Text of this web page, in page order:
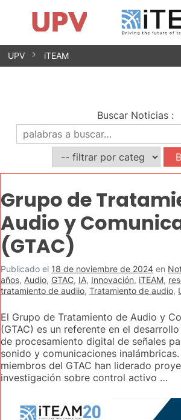
Saltar
Impacto
Grupos de investigación
Instalaciones
Spin-offs
Contacto
Prácticas
Noticias
Unidad de Igualdad
UPV iTEAM
Buscar Noticias:
Grupo de
Audio y
(GTAC)
Publicado el 18 de noviembre de 2024 en
años, Audio, GTAC, IA, Innovación, iTEAM,
tratamiento de audiio, Tratamiento de audio,
El Grupo de Tratamiento de Audio y
(GTAC) es un referente en el
de procesamiento digital de señales
sonido y comunicaciones
miembros del GTAC han liderado
investigación sobre control activo …